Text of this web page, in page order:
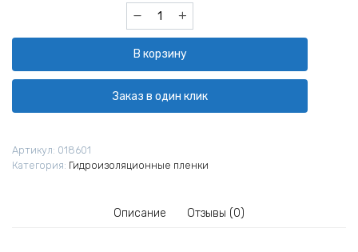
Количество
товара
гидро-
пароизоляционная
Изоспан
FD
м
В корзину
Заказ в один клик
Артикул: 018601
Категория: Гидроизоляционные пленки
Описание Отзывы (0)